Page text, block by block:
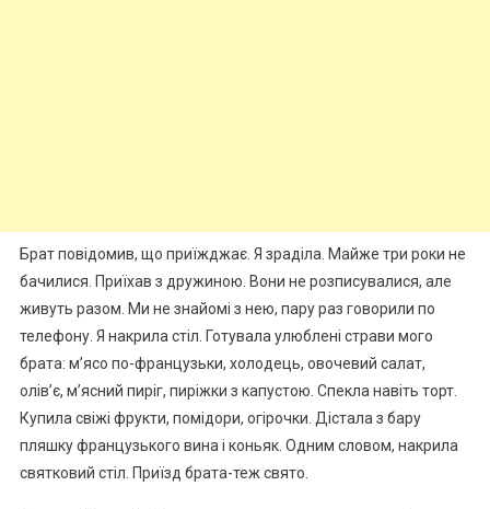
Брат повідомив, що приїжджає. Я зраділа. Майже три роки не
бачилися. Приїхав з дружиною. Вони не розписувалися, але
живуть разом. Ми не знайомі з нею, пару раз говорили по
телефону. Я накрила стіл. Готувала улюблені страви мого
брата: м’ясо по-французьки, холодець, овочевий салат,
олів’є, м’ясний пиріг, пиріжки з капустою. Спекла навіть торт.
Купила свіжі фрукти, помідори, огірочки. Дістала з бару
пляшку французького вина і коньяк. Одним словом, накрила
святковий стіл. Приїзд брата-теж свято.